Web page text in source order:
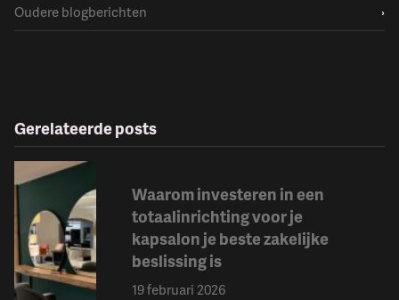
Oudere blogberichten ›
Gerelateerde posts
Waarom investeren in een
totaalinrichting voor je
kapsalon je beste zakelijke
beslissing is
19 februari 2026